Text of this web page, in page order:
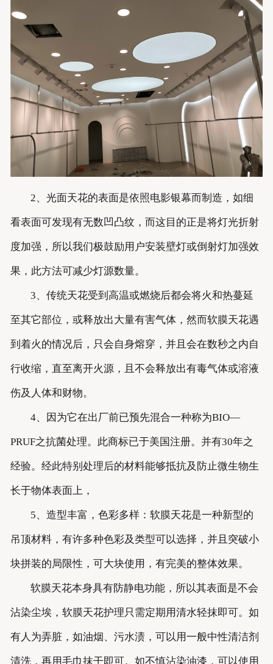
2、光面天花的表面是依照电影银幕而制造，如细
看表面可发现有无数凹凸纹，而这目的正是将灯光折射
度加强，所以我们极鼓励用户安装壁灯或倒射灯加强效
果，此方法可减少灯源数量。
3、传统天花受到高温或燃烧后都会将火和热蔓延
至其它部位，或释放出大量有害气体，然而软膜天花遇
到着火的情况后，只会自身熔穿，并且会在数秒之内自
行收缩，直至离开火源，且不会释放出有毒气体或溶液
伤及人体和财物。
4、因为它在出厂前已预先混合一种称为BIO—
PRUF之抗菌处理。此商标已于美国注册。并有30年之
经验。经此特别处理后的材料能够抵抗及防止微生物生
长于物体表面上，
5、造型丰富，色彩多样：软膜天花是一种新型的
吊顶材料，有许多种色彩及类型可以选择，并且突破小
块拼装的局限性，可大块使用，有完美的整体效果。
软膜天花本身具有防静电功能，所以其表面是不会
沾染尘埃，软膜天花护理只需定期用清水轻抹即可。如
有人为弄脏，如油烟、污水渍，可以用一般中性清洁剂
清洗，再用毛巾抹干即可。如不慎沾染油漆，可以使用